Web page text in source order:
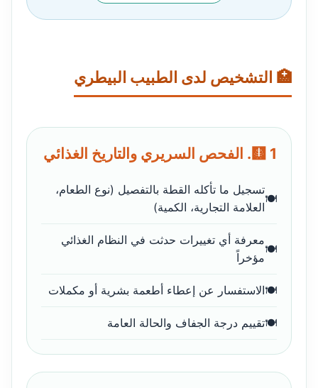
🏥 التشخيص لدى الطبيب البيطري
🩻 1. الفحص السريري والتاريخ الغذائي
تسجيل ما تأكله القطة بالتفصيل (نوع الطعام،
العلامة التجارية، الكمية)
معرفة أي تغييرات حدثت في النظام الغذائي
مؤخراً
الاستفسار عن إعطاء أطعمة بشرية أو مكملات
تقييم درجة الجفاف والحالة العامة